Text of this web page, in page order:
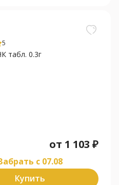
5
табл. 0.3г
от 1 103 ₽
c 07.08
Купить